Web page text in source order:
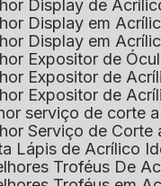
Display de
Display em
Display em
Expositor de
Expositor de
Expositor de
serviço de
Serviço de
Lápis de Acrílico
Troféus De